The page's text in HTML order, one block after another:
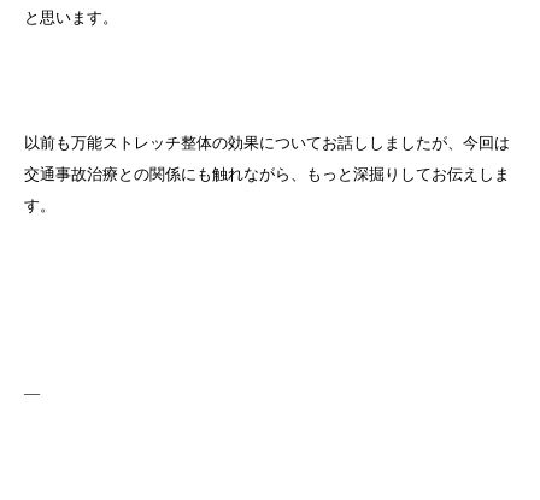
と思います。
以前も万能ストレッチ整体の効果についてお話ししましたが、今回は
交通事故治療との関係にも触れながら、もっと深掘りしてお伝えしま
す。
—